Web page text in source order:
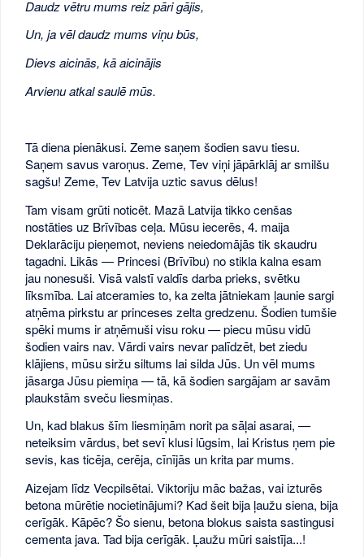
Daudz vētru mums reiz pāri gājis,
Un, ja vēl daudz mums viņu būs,
Dievs aicinās, kā aicinājis
Arvienu atkal saulē mūs.
Tā diena pienākusi. Zeme saņem šodien savu tiesu.
Saņem savus varoņus. Zeme, Tev viņi jāpārklāj ar smilšu
sagšu! Zeme, Tev Latvija uztic savus dēlus!
Tam visam grūti noticēt. Mazā Latvija tikko cenšas
nostāties uz Brīvības ceļa. Mūsu iecerēs, 4. maija
Deklarāciju pieņemot, neviens neiedomājās tik skaudru
tagadni. Likās — Princesi (Brīvību) no stikla kalna esam
jau nonesuši. Visā valstī valdīs darba prieks, svētku
līksmība. Lai atceramies to, ka zelta jātniekam ļaunie sargi
atņēma pirkstu ar princeses zelta gredzenu. Šodien tumšie
spēki mums ir atņēmuši visu roku — piecu mūsu vidū
šodien vairs nav. Vārdi vairs nevar palīdzēt, bet ziedu
klājiens, mūsu siržu siltums lai silda Jūs. Un vēl mums
jāsarga Jūsu piemiņa — tā, kā šodien sargājam ar savām
plaukstām sveču liesmiņas.
Un, kad blakus šīm liesmiņām norit pa sāļai asarai, —
neteiksim vārdus, bet sevī klusi lūgsim, lai Kristus ņem pie
sevis, kas ticēja, cerēja, cīnījās un krita par mums.
Aizejam līdz Vecpilsētai. Viktoriju māc bažas, vai izturēs
betona mūrētie nocietinājumi? Kad šeit bija ļaužu siena, bija
cerīgāk. Kāpēc? Šo sienu, betona blokus saista sastingusi
cementa java. Tad bija cerīgāk. Ļaužu mūri saistīja...!